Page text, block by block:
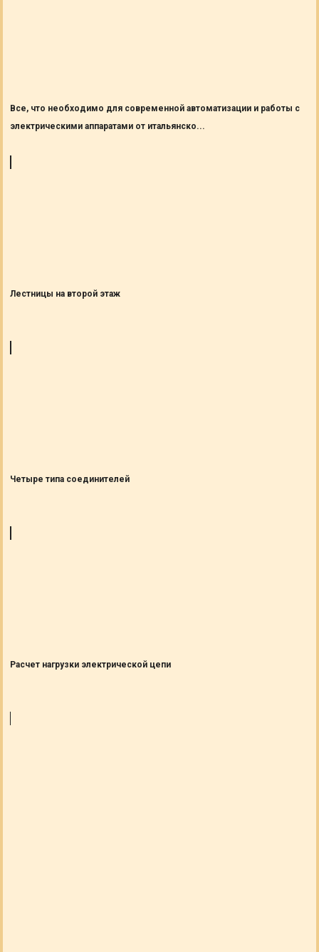
Все, что необходимо для современной автоматизации и работы с
электрическими аппаратами от итальянско...
Лестницы на второй этаж
Четыре типа соединителей
Расчет нагрузки электрической цепи